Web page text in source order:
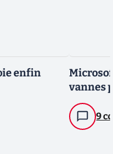
enfin
vannes
9